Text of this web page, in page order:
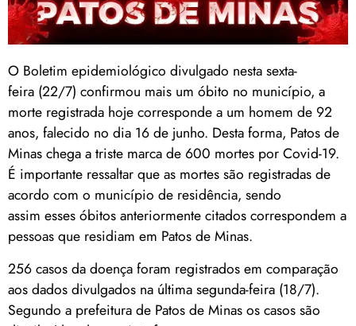
O Boletim epidemiológico divulgado nesta sexta-
feira (22/7) confirmou mais um óbito no município, a
morte registrada hoje corresponde a um homem de 92
anos, falecido no dia 16 de junho. Desta forma, Patos de
Minas chega a triste marca de 600 mortes por Covid-19.
É importante ressaltar que as mortes são registradas de
acordo com o município de residência, sendo
assim esses óbitos anteriormente citados correspondem a
pessoas que residiam em Patos de Minas.
256 casos da doença foram registrados em comparação
aos dados divulgados na última segunda-feira (18/7).
Segundo a prefeitura de Patos de Minas os casos são